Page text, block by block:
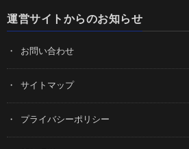
運営サイトからのお知らせ
お問い合わせ
サイトマップ
プライバシーポリシー